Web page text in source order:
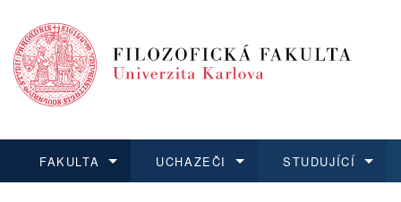
FAKULTA UCHAZEČI STUDUJÍCÍ